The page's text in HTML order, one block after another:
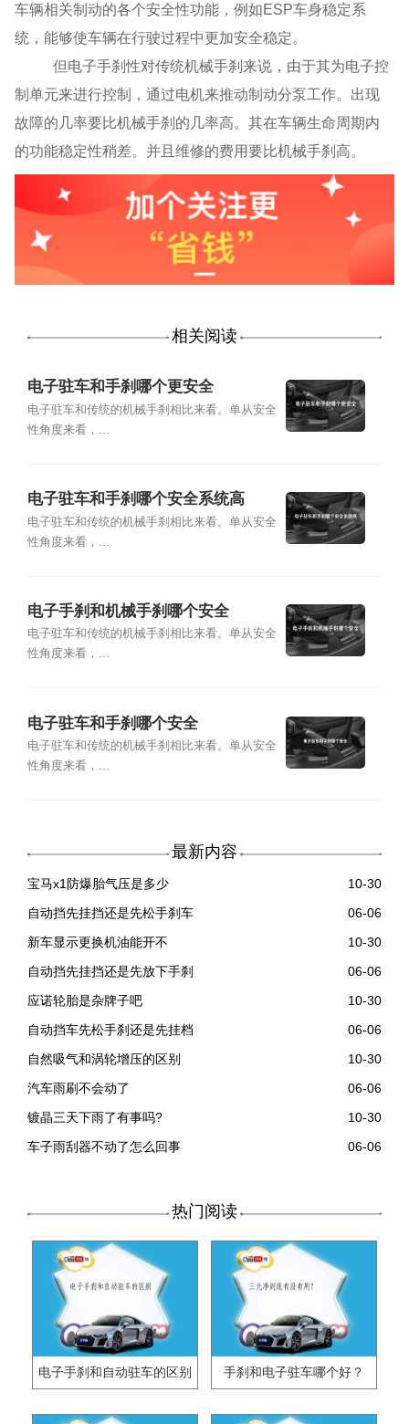
车辆相关制动的各个安全性功能，例如ESP车身稳定系
统，能够使车辆在行驶过程中更加安全稳定。
但电子手刹性对传统机械手刹来说，由于其为电子控
制单元来进行控制，通过电机来推动制动分泵工作。出现
故障的几率要比机械手刹的几率高。其在车辆生命周期内
的功能稳定性稍差。并且维修的费用要比机械手刹高。
相关阅读
电子驻车和手刹哪个更安全
电子驻车和传统的机械手刹相比来看。单从安全
性角度来看，...
电子驻车和手刹哪个安全系统高
电子驻车和传统的机械手刹相比来看。单从安全
性角度来看，...
电子手刹和机械手刹哪个安全
电子驻车和传统的机械手刹相比来看。单从安全
性角度来看，...
电子驻车和手刹哪个安全
电子驻车和传统的机械手刹相比来看。单从安全
性角度来看，...
最新内容
宝马x1防爆胎气压是多少
10-30
自动挡先挂挡还是先松手刹车
06-06
新车显示更换机油能开不
10-30
自动挡先挂挡还是先放下手刹
06-06
应诺轮胎是杂牌子吧
10-30
自动挡车先松手刹还是先挂档
06-06
自然吸气和涡轮增压的区别
10-30
汽车雨刷不会动了
06-06
镀晶三天下雨了有事吗?
10-30
车子雨刮器不动了怎么回事
06-06
热门阅读
电子手刹和自动驻车的区别 手刹和电子驻车哪个好？